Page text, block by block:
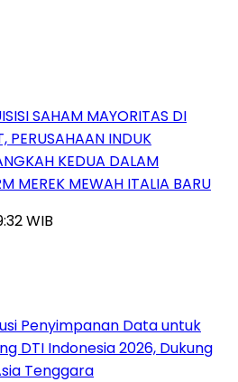
SAHAM MAYORITAS DI
PERUSAHAAN INDUK
KEDUA DALAM
MEREK MEWAH ITALIA BARU
WIB
Penyimpanan Data untuk
DTI Indonesia 2026, Dukung
Tenggara